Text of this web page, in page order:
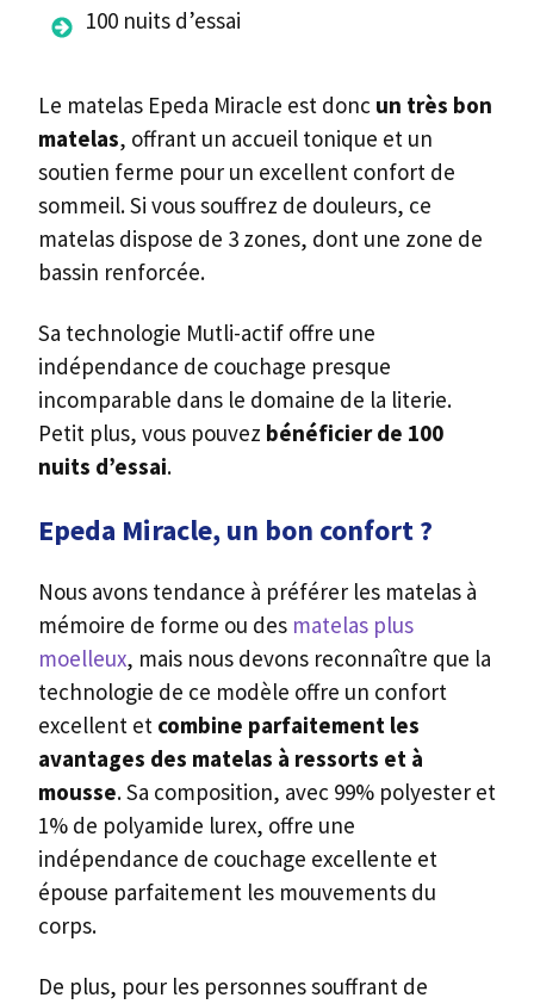
100 nuits d’essai
Le matelas Epeda Miracle est donc un très bon
matelas, offrant un accueil tonique et un
soutien ferme pour un excellent confort de
sommeil. Si vous souffrez de douleurs, ce
matelas dispose de 3 zones, dont une zone de
bassin renforcée.
Sa technologie Mutli-actif offre une
indépendance de couchage presque
incomparable dans le domaine de la literie.
Petit plus, vous pouvez bénéficier de 100
nuits d’essai.
Epeda Miracle, un bon confort ?
Nous avons tendance à préférer les matelas à
mémoire de forme ou des matelas plus
moelleux, mais nous devons reconnaître que la
technologie de ce modèle offre un confort
excellent et combine parfaitement les
avantages des matelas à ressorts et à
mousse. Sa composition, avec 99% polyester et
1% de polyamide lurex, offre une
indépendance de couchage excellente et
épouse parfaitement les mouvements du
corps.
De plus, pour les personnes souffrant de